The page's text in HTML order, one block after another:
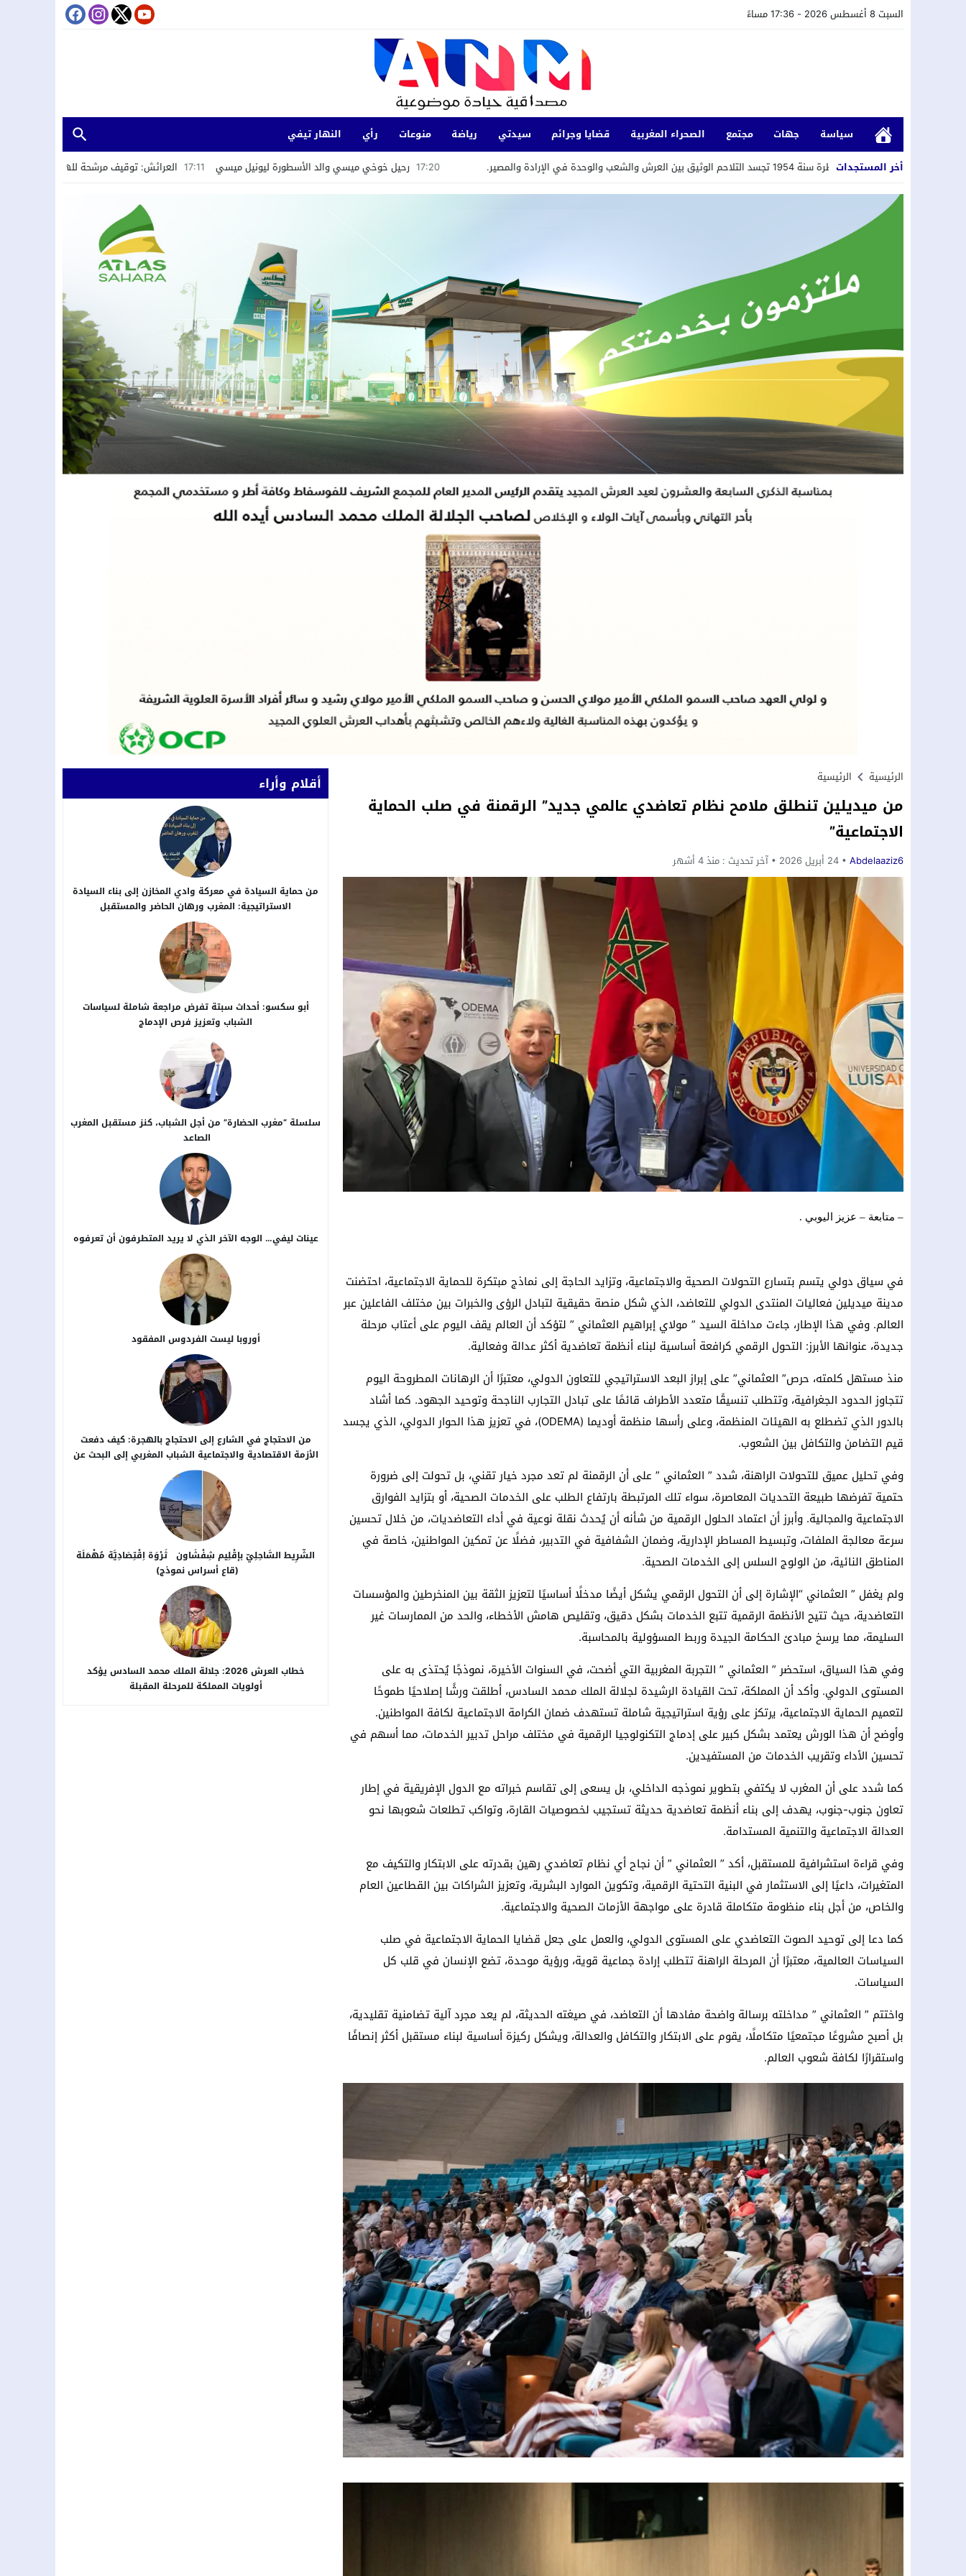
السبت 8 أغسطس 2026 - 17:36 مساءً
سياسة جهات مجتمع الصحراء المغربية قضايا وجرائم سيدتي رياضة منوعات رأي
النهار تيفي
أخر المستجدات
17:20 رحيل خوخي ميسي والد الأسطورة ليونيل ميسي 17:11 العرائش: توقيف مرشحة للهجرة السرية بسبب تصريحات واتهامات زائفة تفيد
الرئيسية الرئيسية
من ميديلين تنطلق ملامح نظام تعاضدي عالمي جديد” الرقمنة في صلب الحماية
الاجتماعية”
Abdelaaziz6 24 أبريل 2026 آخر تحديث : منذ 4 أشهر
– متابعة – عزيز اليوبي .
في سياق دولي يتسم بتسارع التحولات الصحية والاجتماعية، وتزايد الحاجة إلى نماذج مبتكرة للحماية الاجتماعية، احتضنت
مدينة ميديلين فعاليات المنتدى الدولي للتعاضد، الذي شكل منصة حقيقية لتبادل الرؤى والخبرات بين مختلف الفاعلين عبر
العالم. وفي هذا الإطار، جاءت مداخلة السيد ” مولاي إبراهيم العثماني ” لتؤكد أن العالم يقف اليوم على أعتاب مرحلة
جديدة، عنوانها الأبرز: التحول الرقمي كرافعة أساسية لبناء أنظمة تعاضدية أكثر عدالة وفعالية.
منذ مستهل كلمته، حرص” العثماني” على إبراز البعد الاستراتيجي للتعاون الدولي، معتبرًا أن الرهانات المطروحة اليوم
تتجاوز الحدود الجغرافية، وتتطلب تنسيقًا متعدد الأطراف قائمًا على تبادل التجارب الناجحة وتوحيد الجهود. كما أشاد
بالدور الذي تضطلع به الهيئات المنظمة، وعلى رأسها منظمة أوديما (ODEMA)، في تعزيز هذا الحوار الدولي، الذي يجسد
قيم التضامن والتكافل بين الشعوب.
وفي تحليل عميق للتحولات الراهنة، شدد ” العثماني ” على أن الرقمنة لم تعد مجرد خيار تقني، بل تحولت إلى ضرورة
حتمية تفرضها طبيعة التحديات المعاصرة، سواء تلك المرتبطة بارتفاع الطلب على الخدمات الصحية، أو بتزايد الفوارق
الاجتماعية والمجالية. وأبرز أن اعتماد الحلول الرقمية من شأنه أن يُحدث نقلة نوعية في أداء التعاضديات، من خلال تحسين
سرعة معالجة الملفات، وتبسيط المساطر الإدارية، وضمان الشفافية في التدبير، فضلًا عن تمكين المواطنين، خاصة في
المناطق النائية، من الولوج السلس إلى الخدمات الصحية.
ولم يغفل ” العثماني “الإشارة إلى أن التحول الرقمي يشكل أيضًا مدخلًا أساسيًا لتعزيز الثقة بين المنخرطين والمؤسسات
التعاضدية، حيث تتيح الأنظمة الرقمية تتبع الخدمات بشكل دقيق، وتقليص هامش الأخطاء، والحد من الممارسات غير
السليمة، مما يرسخ مبادئ الحكامة الجيدة وربط المسؤولية بالمحاسبة.
وفي هذا السياق، استحضر ” العثماني ” التجربة المغربية التي أضحت، في السنوات الأخيرة، نموذجًا يُحتذى به على
المستوى الدولي. وأكد أن المملكة، تحت القيادة الرشيدة لجلالة الملك محمد السادس، أطلقت ورشًا إصلاحيًا طموحًا
لتعميم الحماية الاجتماعية، يرتكز على رؤية استراتيجية شاملة تستهدف ضمان الكرامة الاجتماعية لكافة المواطنين.
وأوضح أن هذا الورش يعتمد بشكل كبير على إدماج التكنولوجيا الرقمية في مختلف مراحل تدبير الخدمات، مما أسهم في
تحسين الأداء وتقريب الخدمات من المستفيدين.
كما شدد على أن المغرب لا يكتفي بتطوير نموذجه الداخلي، بل يسعى إلى تقاسم خبراته مع الدول الإفريقية في إطار
تعاون جنوب-جنوب، يهدف إلى بناء أنظمة تعاضدية حديثة تستجيب لخصوصيات القارة، وتواكب تطلعات شعوبها نحو
العدالة الاجتماعية والتنمية المستدامة.
وفي قراءة استشرافية للمستقبل، أكد ” العثماني ” أن نجاح أي نظام تعاضدي رهين بقدرته على الابتكار والتكيف مع
المتغيرات، داعيًا إلى الاستثمار في البنية التحتية الرقمية، وتكوين الموارد البشرية، وتعزيز الشراكات بين القطاعين العام
والخاص، من أجل بناء منظومة متكاملة قادرة على مواجهة الأزمات الصحية والاجتماعية.
كما دعا إلى توحيد الصوت التعاضدي على المستوى الدولي، والعمل على جعل قضايا الحماية الاجتماعية في صلب
السياسات العالمية، معتبرًا أن المرحلة الراهنة تتطلب إرادة جماعية قوية، ورؤية موحدة، تضع الإنسان في قلب كل
السياسات.
واختتم ” العثماني ” مداخلته برسالة واضحة مفادها أن التعاضد، في صيغته الحديثة، لم يعد مجرد آلية تضامنية تقليدية،
بل أصبح مشروعًا مجتمعيًا متكاملًا، يقوم على الابتكار والتكافل والعدالة، ويشكل ركيزة أساسية لبناء مستقبل أكثر إنصافًا
واستقرارًا لكافة شعوب العالم.
أقلام وأراء
من حماية السيادة في معركة وادي المخازن إلى بناء السيادة
الاستراتيجية: المغرب ورهان الحاضر والمستقبل
أبو سكسو: أحداث سبتة تفرض مراجعة شاملة لسياسات
الشباب وتعزيز فرص الإدماج
سلسلة “مغرب الحضارة” من أجل ​الشباب، كنز مستقبل المغرب
الصاعد
عينات ليفي… الوجه الآخر الذي لا يريد المتطرفون أن تعرفوه
أوروبا ليست الفردوس المفقود
من الاحتجاج في الشارع إلى الاحتجاج بالهجرة: كيف دفعت
الأزمة الاقتصادية والاجتماعية الشباب المغربي إلى البحث عن
بدائل خارج الوطن؟
الشَّرِيط السَّاحِلِيّ بإقْلِيم شِفْشَاون ثَرْوَة اِقْتِصَادِيَّة مُهْمَلَة
(قاع أسراس نموذج)
خطاب العرش 2026: جلالة الملك محمد السادس يؤكد
أولويات المملكة للمرحلة المقبلة